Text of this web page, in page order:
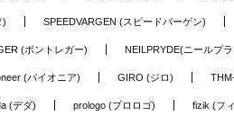
) SPEEDVARGEN (スピードバーゲン)
(ボントレガー) NEILPRYDE(ニールプ
(パイオニア) GIRO (ジロ)
(デダ) prologo (プロロゴ) fizik (フ